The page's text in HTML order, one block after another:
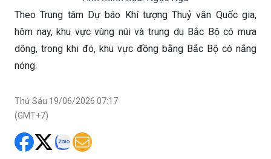
Theo Trung tâm Dự báo Khí tượng Thuỷ văn Quốc gia,
hôm nay, khu vực vùng núi và trung du Bắc Bộ có mưa
dông, trong khi đó, khu vực đồng bằng Bắc Bộ có nắng
nóng.
Thứ Sáu 19/06/2026 07:17
(GMT+7)